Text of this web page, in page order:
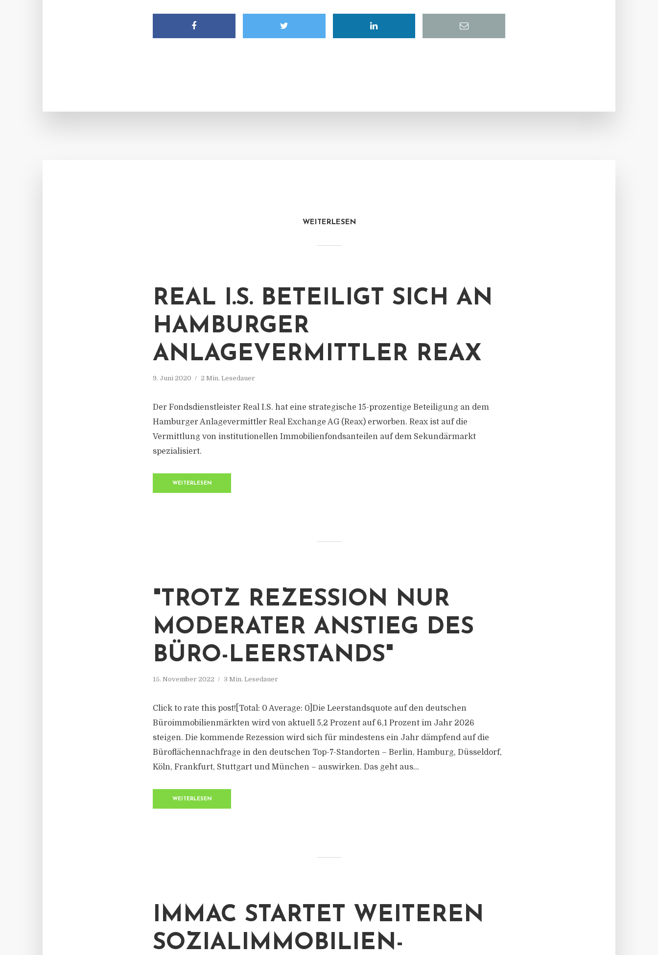
WEITERLESEN
REAL I.S. BETEILIGT SICH AN
HAMBURGER
ANLAGEVERMITTLER REAX
9. Juni 2020 2 Min. Lesedauer
Der Fondsdienstleister Real I.S. hat eine strategische 15-prozentige Beteiligung an dem
Hamburger Anlagevermittler Real Exchange AG (Reax) erworben. Reax ist auf die
Vermittlung von institutionellen Immobilienfondsanteilen auf dem Sekundärmarkt
spezialisiert.
WEITERLESEN
"TROTZ REZESSION NUR
MODERATER ANSTIEG DES
BÜRO-LEERSTANDS"
15. November 2022 3 Min. Lesedauer
Click to rate this post![Total: 0 Average: 0]Die Leerstandsquote auf den deutschen
Büroimmobilienmärkten wird von aktuell 5,2 Prozent auf 6,1 Prozent im Jahr 2026
steigen. Die kommende Rezession wird sich für mindestens ein Jahr dämpfend auf die
Büroflächennachfrage in den deutschen Top-7-Standorten – Berlin, Hamburg, Düsseldorf,
Köln, Frankfurt, Stuttgart und München – auswirken. Das geht aus...
WEITERLESEN
IMMAC STARTET WEITEREN
SOZIALIMMOBILIEN-